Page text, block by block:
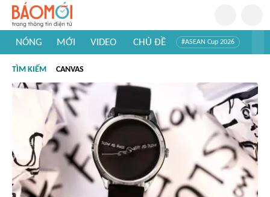
NÓNG MỚI VIDEO CHỦ ĐỀ #ASEAN Cup 2026
#Khám phá thế giới
TÌM KIẾM CANVAS